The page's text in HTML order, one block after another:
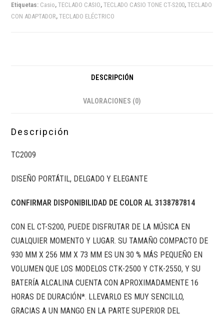
Etiquetas: Casio,TECLADO CASIO,TECLADO CASIO TONE CT-S200,TECLADO
CON ADAPTADOR,TECLADO ELÉCTRICO
DESCRIPCIÓN
VALORACIONES (0)
Descripción
TC2009
DISEÑO PORTÁTIL, DELGADO Y ELEGANTE
CONFIRMAR DISPONIBILIDAD DE COLOR AL 3138787814
CON EL CT-S200, PUEDE DISFRUTAR DE LA MÚSICA EN
CUALQUIER MOMENTO Y LUGAR. SU TAMAÑO COMPACTO DE
930 MM X 256 MM X 73 MM ES UN 30 % MÁS PEQUEÑO EN
VOLUMEN QUE LOS MODELOS CTK-2500 Y CTK-2550, Y SU
BATERÍA ALCALINA CUENTA CON APROXIMADAMENTE 16
HORAS DE DURACIÓN*. LLEVARLO ES MUY SENCILLO,
GRACIAS A UN MANGO EN LA PARTE SUPERIOR DEL